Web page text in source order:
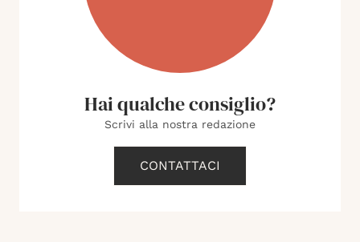
Hai qualche consiglio?
Scrivi alla nostra redazione
CONTATTACI